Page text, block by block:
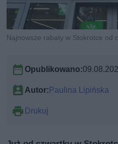
Najnowsze rabaty w Stokrotce od
Opublikowano:
Autor:Paulina Lipińska
Drukuj